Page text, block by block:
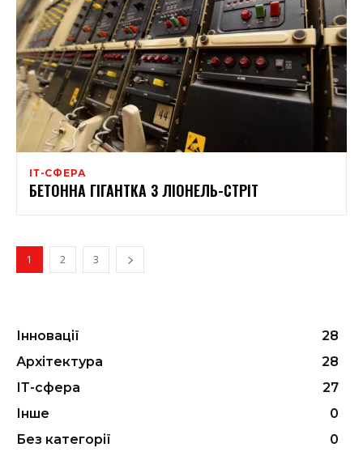
ІТ-СФЕРА
БЕТОННА ГІГАНТКА З ЛІОНЕЛЬ-СТРІТ
1 2 3
Інновації
28
Архітектура
28
ІТ-сфера
27
Інше
0
Без категорії
0